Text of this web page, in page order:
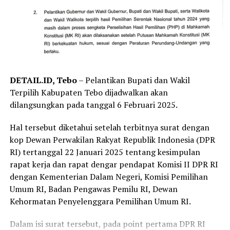
Perjuangan sendiri merupakan fungsi di tengah-tengah
“Itu akan dicanangkan di dalam Konferda dan Konfercab
ini serta sikap politik kita. Terhadap lingkungan,
dan geostrategis dari Jambi. Ini semua akan disampaikan
kepada masyarakat luas,” katanya.
tengah-tengah Pulau Sumatera, maka menurut Hasto
aspek konektografi harus dikedepankan. Selain itu ia
kembali menekankan soal pentingnya menjaga
lingkungan khususnya ekosistem Sungai Batanghari.
Kata Hasto, agar tidak ada lagi limbah industri yang
dibuang ke Sungai Batanghari, yang telah merekam jejak
DETAIL.ID, Tebo– Pelantikan Bupati dan Wakil
Terpilih Kabupaten Tebo dijadwalkan akan
dilangsungkan pada tanggal 6 Februari 2025.
Hal tersebut diketahui setelah terbitnya surat dengan
kop Dewan Perwakilan Rakyat Republik Indonesia (DPR
RI) tertanggal 22 Januari 2025 tentang kesimpulan
rapat kerja dan rapat dengar pendapat Komisi II DPR RI
dengan Kementerian Dalam Negeri, Komisi Pemilihan
Umum RI, Badan Pengawas Pemilu RI, Dewan
Kehormatan Penyelenggara Pemilihan Umum RI.
Dalam isi surat tersebut, pada point pertama DPR RI